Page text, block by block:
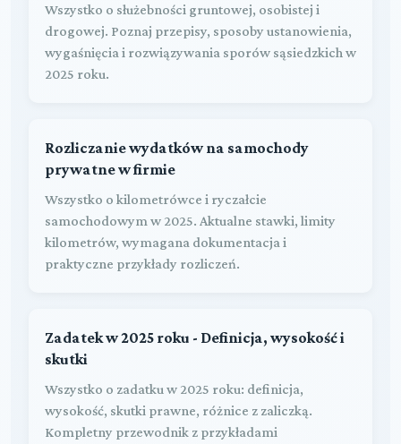
Wszystko o służebności gruntowej, osobistej i
drogowej. Poznaj przepisy, sposoby ustanowienia,
wygaśnięcia i rozwiązywania sporów sąsiedzkich w
2025 roku.
Rozliczanie wydatków na samochody
prywatne w firmie
Wszystko o kilometrówce i ryczałcie
samochodowym w 2025. Aktualne stawki, limity
kilometrów, wymagana dokumentacja i
praktyczne przykłady rozliczeń.
Zadatek w 2025 roku - Definicja, wysokość i
skutki
Wszystko o zadatku w 2025 roku: definicja,
wysokość, skutki prawne, różnice z zaliczką.
Kompletny przewodnik z przykładami